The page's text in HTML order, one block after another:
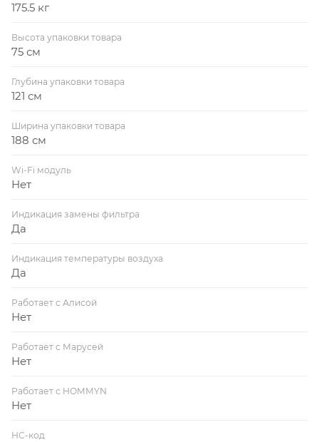
175.5 кг
Высота упаковки товара
75 см
Глубина упаковки товара
121 см
Ширина упаковки товара
188 см
Wi-Fi модуль
Нет
Индикация замены фильтра
Да
Индикация температуры воздуха
Да
Работает с Алисой
Нет
Работает с Марусей
Нет
Работает с HOMMYN
Нет
НС-код